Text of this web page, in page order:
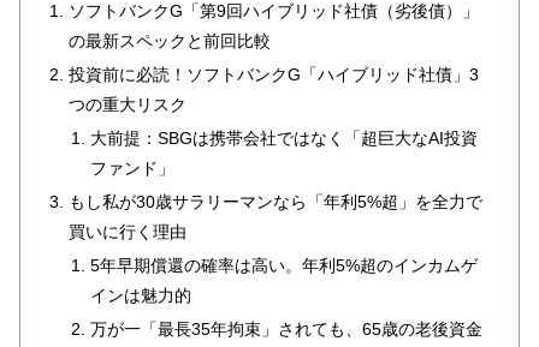
ソフトバンクG「第9回ハイブリッド社債（劣後債）」
の最新スペックと前回比較
投資前に必読！ソフトバンクG「ハイブリッド社債」3
つの重大リスク
大前提：SBGは携帯会社ではなく「超巨大なAI投資
ファンド」
もし私が30歳サラリーマンなら「年利5%超」を全力で
買いに行く理由
5年早期償還の確率は高い。年利5%超のインカムゲ
インは魅力的
万が一「最長35年拘束」されても、65歳の老後資金